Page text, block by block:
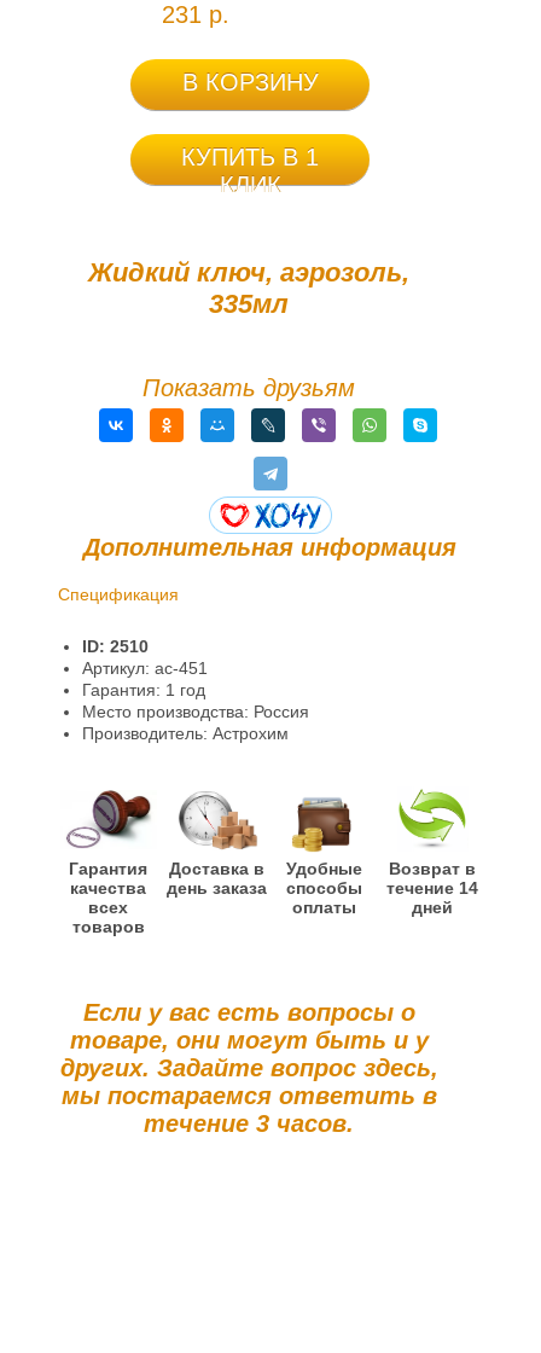
Жидкий ключ, аэрозоль,
335мл
231 р.
В КОРЗИНУ
КУПИТЬ В 1
КЛИК
Показать друзьям
Дополнительная информация
Спецификация
Гарантии и возврат
Информация
ID: 2510
Артикул: ac-451
Гарантия: 1 год
Место производства: Россия
Производитель: Астрохим
Гарантия
качества
всех
товаров
Доставка в
день заказа
Удобные
способы
оплаты
Возврат в
течение 14
дней
Если у вас есть вопросы о
товаре, они могут быть и у
других. Задайте вопрос здесь,
мы постараемся ответить в
течение 3 часов.